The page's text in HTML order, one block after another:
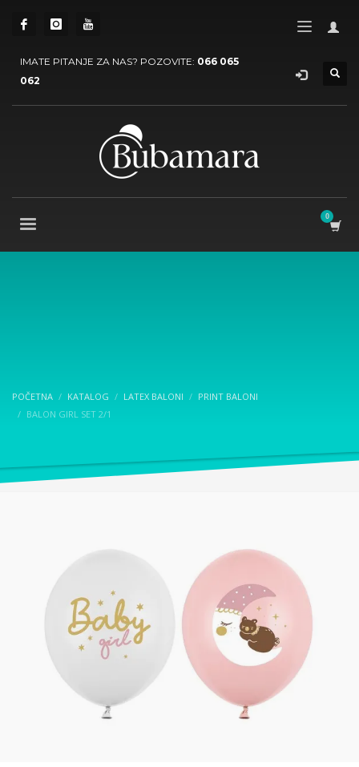
IMATE PITANJE ZA NAS? POZOVITE: 066 065
062
POČETNA KATALOG LATEX BALONI
PRINT BALONI
BALON GIRL SET 2/1